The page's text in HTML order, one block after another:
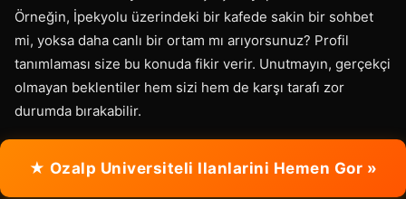
Örneğin, İpekyolu üzerindeki bir kafede sakin bir sohbet
mi, yoksa daha canlı bir ortam mı arıyorsunuz? Profil
tanımlaması size bu konuda fikir verir. Unutmayın, gerçekçi
olmayan beklentiler hem sizi hem de karşı tarafı zor
durumda bırakabilir.
★ Ozalp Universiteli Ilanlarini Hemen Gor »